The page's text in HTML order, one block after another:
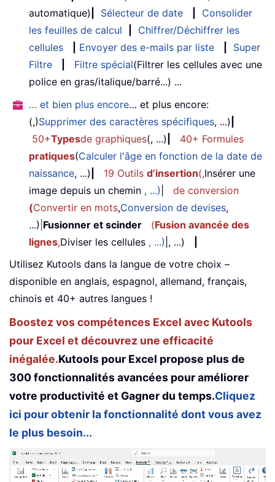
automatique)
Sélecteur de date
Consolider
les feuilles de calcul
Chiffrer/Déchiffrer les
cellules
Envoyer des e-mails par liste
Super
Filtre
Filtre spécial(Filtrer les cellules avec une
police en gras/italique/barré...) ...
… et bien plus encore… et plus encore:
(,)Supprimer des caractères spécifiques, ...)
50+Typesde graphiques(, ...)
40+ Formules
pratiques(Calculer l'âge en fonction de la date de
naissance, ...) 19 Outils d’insertion(,Insérer une
image depuis un chemin , ...)
de conversion
(Convertir en mots,Conversion de devises,
...) Fusionner et scinder (Fusion avancée des
lignes,Diviser les cellules , ...) |, ...)
Utilisez Kutools dans la langue de votre choix –
disponible en anglais, espagnol, allemand, français,
chinois et 40+ autres langues !
Boostez vos compétences Excel avec Kutools
pour Excel et découvrez une efficacité
inégalée.Kutools pour Excel propose plus de
300 fonctionnalités avancées pour améliorer
votre productivité et Gagner du temps.Cliquez
ici pour obtenir la fonctionnalité dont vous avez
le plus besoin...